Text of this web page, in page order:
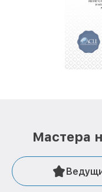
полной
положительные
репутацию. Мы
Мастера